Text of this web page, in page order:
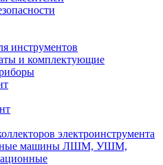
инструментов
и комплектующие
электроинструмента
машины ЛШМ, УШМ,